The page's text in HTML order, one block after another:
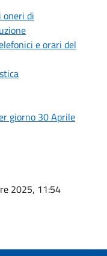
oneri di
e orari del
giorno 30 Aprile
2025, 11:54